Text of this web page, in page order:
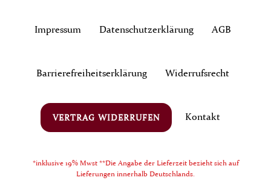
Impressum Daten­schutz­erklärung AGB
Barrierefreiheitserklärung Widerrufs­recht
VERTRAG WIDERRUFEN Kontakt
*inklusive 19% Mwst **Die Angabe der Lieferzeit bezieht sich auf
Lieferungen innerhalb Deutschlands.